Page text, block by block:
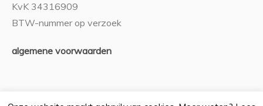
KvK 34316909
BTW-nummer op verzoek
algemene voorwaarden